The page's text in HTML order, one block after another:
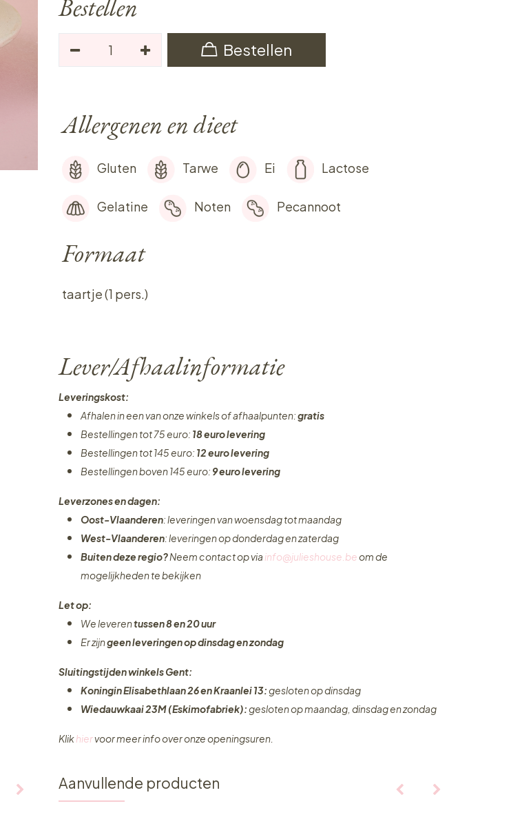
Bestellen
Bestellen
Allergenen en dieet
Gluten Tarwe Ei Lactose
Gelatine Noten Pecannoot
Formaat
taartje (1 pers.)
Lever/Afhaalinformatie
Leveringskost:
Afhalen in een van onze winkels of afhaalpunten:gratis
Bestellingen tot 75 euro: 18 euro levering
Bestellingen tot 145 euro: 12 euro levering
Bestellingen boven 145 euro: 9 euro levering
Leverzones en dagen:
Oost-Vlaanderen: leveringen van woensdag tot maandag
West-Vlaanderen: leveringen op donderdag en zaterdag
Buiten deze regio?Neem contact op via info@julieshouse.beom de
mogelijkheden te bekijken
Let op:
We leverentussen 8 en 20 uur
Er zijngeen leveringenop dinsdag en zondag
Sluitingstijden winkels Gent:
Koningin Elisabethlaan 26 en Kraanlei 13:gesloten op dinsdag
Wiedauwkaai 23M (Eskimofabriek):gesloten op maandag, dinsdag en zondag
Klikhiervoor meer info over onze openingsuren.
Aanvullende producten